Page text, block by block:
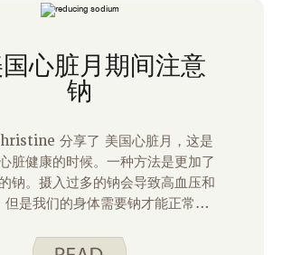
心脏月期间注意
钠
分享了 美国心脏月，这是
脏健康的时候。一种方法是更加了
钠。摄入过多的钠会导致高血压和
但是我们的身体需要钠才能正常运
法。